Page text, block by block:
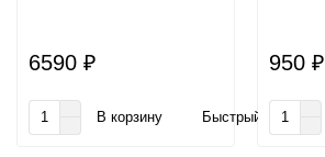
6590 ₽
В корзину Быстрый заказ
950 ₽